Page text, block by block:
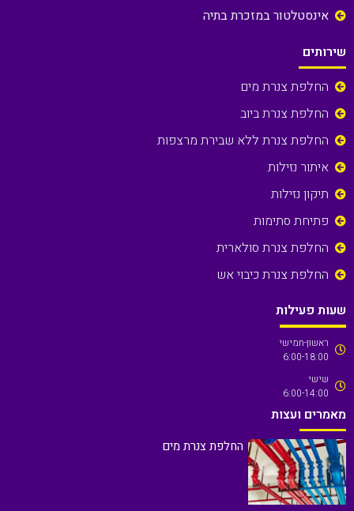
אינסטלטור במזכרת בתיה
שירותים
החלפת צנרת מים
החלפת צנרת ביוב
החלפת צנרת ללא שבירת מרצפות
איתור נזילות
תיקון נזילות
פתיחת סתימות
החלפת צנרת סולארית
החלפת צנרת כיבוי אש
שעות פעילות
ראשון-חמישי
6:00-18:00
שישי
6:00-14:00
מאמרים ועצות
החלפת צנרת מים